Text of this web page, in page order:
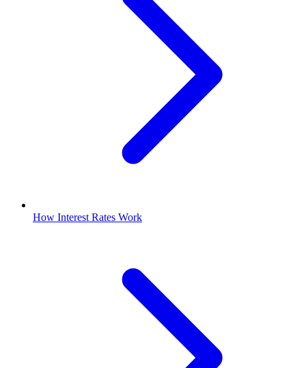
How Interest Rates Work